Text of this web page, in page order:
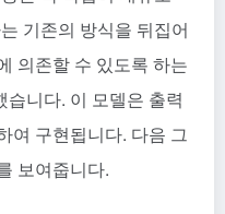
기존의 방식을 뒤집어
의존할 수 있도록 하는
니다. 이 모델은 출력
여 구현됩니다. 다음 그
보여줍니다.